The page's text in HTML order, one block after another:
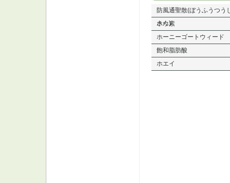
防風通聖散(ぼうふうつう
さん)
ホウ素
ホーニーゴートウィード
飽和脂肪酸
ホエイ